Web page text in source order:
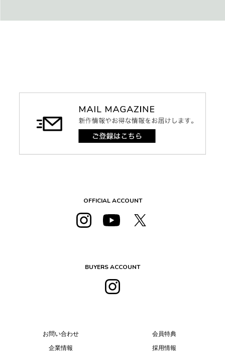
OFFICIAL ACCOUNT
BUYERS ACCOUNT
お問い合わせ
企業情報
会員特典
採用情報